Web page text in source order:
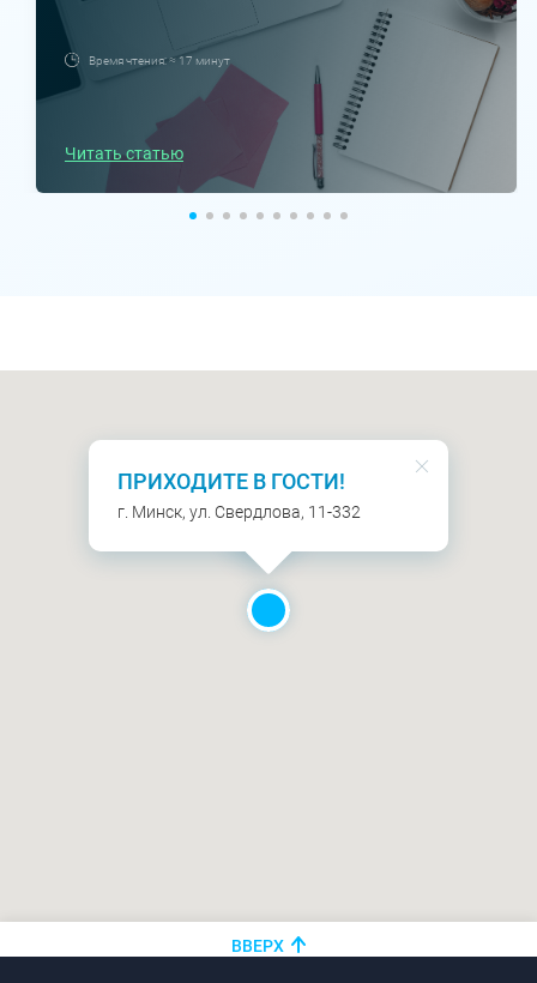
Время чтения: ≈ 17 минут
Читать статью
ПРИХОДИТЕ В ГОСТИ!
г. Минск, ул. Свердлова, 11-332
ВВЕРХ